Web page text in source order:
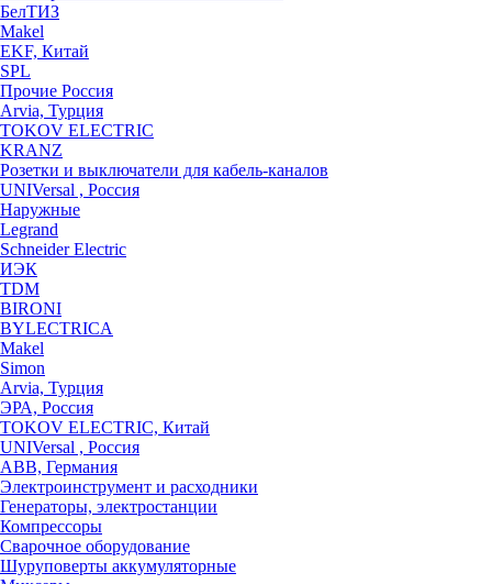
БелТИЗ
Makel
EKF, Китай
SPL
Прочие Россия
Arvia, Турция
TOKOV ELECTRIC
KRANZ
Розетки и выключатели для кабель-каналов
UNIVersal , Россия
Наружные
Legrand
Schneider Electric
ИЭК
TDM
BIRONI
BYLECTRICA
Makel
Simon
Arvia, Турция
ЭРА, Россия
TOKOV ELECTRIC, Китай
UNIVersal , Россия
ABB, Германия
Электроинструмент и расходники
Генераторы, электростанции
Компрессоры
Сварочное оборудование
Шуруповерты аккумуляторные